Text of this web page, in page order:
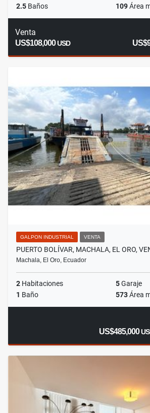
2.5 Baños 109Área
Venta
US$108,000USD
GALPON INDUSTRIAL VENTA
PUERTO BOLÍVAR, MACHALA, EL ORO,
Machala, El Oro, Ecuador
2 Habitaciones 5Garaje
1 Baño 573Área
US$485,000